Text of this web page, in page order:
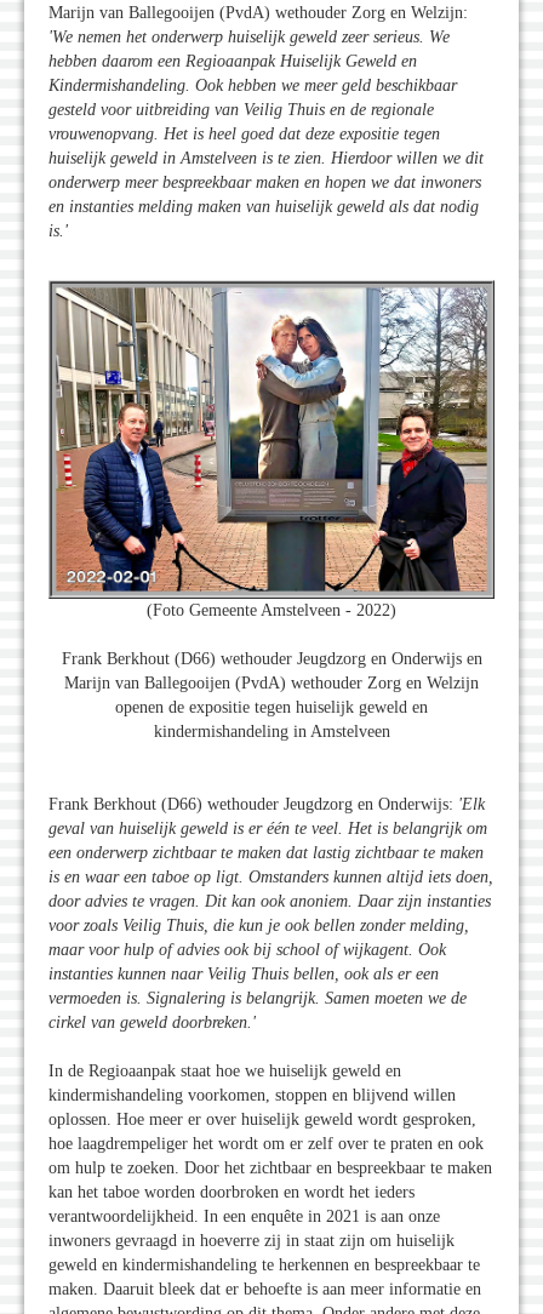
Marijn van Ballegooijen (PvdA) wethouder Zorg en Welzijn:
'We nemen het onderwerp huiselijk geweld zeer serieus. We
hebben daarom een Regioaanpak Huiselijk Geweld en
Kindermishandeling. Ook hebben we meer geld beschikbaar
gesteld voor uitbreiding van Veilig Thuis en de regionale
vrouwenopvang. Het is heel goed dat deze expositie tegen
huiselijk geweld in Amstelveen is te zien. Hierdoor willen we dit
onderwerp meer bespreekbaar maken en hopen we dat inwoners
en instanties melding maken van huiselijk geweld als dat nodig
is.'
(Foto Gemeente Amstelveen - 2022)
Frank Berkhout (D66) wethouder Jeugdzorg en Onderwijs en
Marijn van Ballegooijen (PvdA) wethouder Zorg en Welzijn
openen de expositie tegen huiselijk geweld en
kindermishandeling in Amstelveen
Frank Berkhout (D66) wethouder Jeugdzorg en Onderwijs: 'Elk
geval van huiselijk geweld is er één te veel. Het is belangrijk om
een onderwerp zichtbaar te maken dat lastig zichtbaar te maken
is en waar een taboe op ligt. Omstanders kunnen altijd iets doen,
door advies te vragen. Dit kan ook anoniem. Daar zijn instanties
voor zoals Veilig Thuis, die kun je ook bellen zonder melding,
maar voor hulp of advies ook bij school of wijkagent. Ook
instanties kunnen naar Veilig Thuis bellen, ook als er een
vermoeden is. Signalering is belangrijk. Samen moeten we de
cirkel van geweld doorbreken.'
In de Regioaanpak staat hoe we huiselijk geweld en
kindermishandeling voorkomen, stoppen en blijvend willen
oplossen. Hoe meer er over huiselijk geweld wordt gesproken,
hoe laagdrempeliger het wordt om er zelf over te praten en ook
om hulp te zoeken. Door het zichtbaar en bespreekbaar te maken
kan het taboe worden doorbroken en wordt het ieders
verantwoordelijkheid. In een enquête in 2021 is aan onze
inwoners gevraagd in hoeverre zij in staat zijn om huiselijk
geweld en kindermishandeling te herkennen en bespreekbaar te
maken. Daaruit bleek dat er behoefte is aan meer informatie en